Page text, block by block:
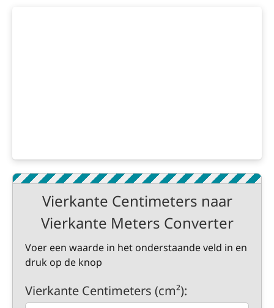
Vierkante Centimeters naar
Vierkante Meters Converter
Voer een waarde in het onderstaande veld in en
druk op de knop
Vierkante Centimeters (cm²):